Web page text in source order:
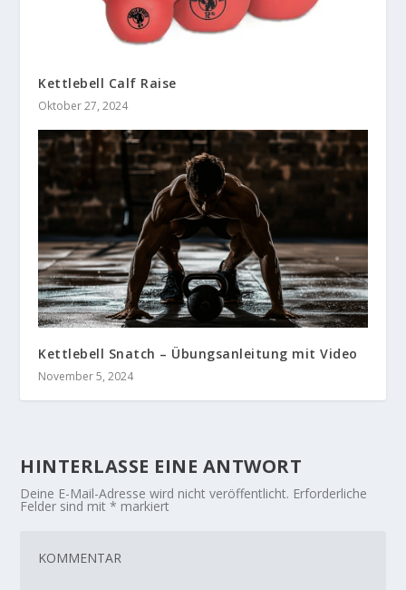
Kettlebell Calf Raise
Oktober 27, 2024
Kettlebell Snatch – Übungsanleitung mit Video
November 5, 2024
HINTERLASSE EINE ANTWORT
Deine E-Mail-Adresse wird nicht veröffentlicht. Erforderliche
Felder sind mit* markiert